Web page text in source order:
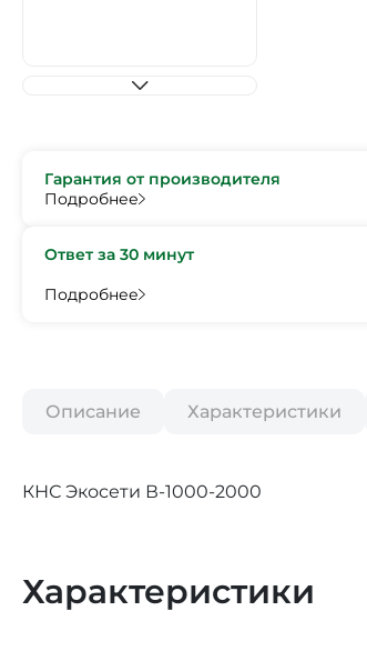
Гарантия от производителя
Подробнее
Ответ за 30 минут
Подробнее
Описание Характеристики
КНС Экосети В-1000-2000
Характеристики